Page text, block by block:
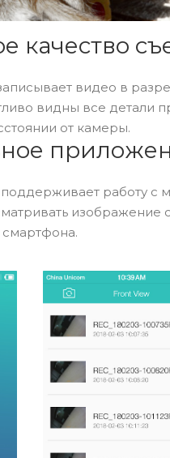
качество
видео в
видны все детали
от камеры.
работу с
изображение
смартфона.